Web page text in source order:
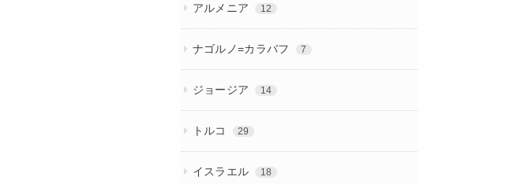
アルメニア 12
ナゴルノ=カラバフ 7
ジョージア 14
トルコ 29
イスラエル 18